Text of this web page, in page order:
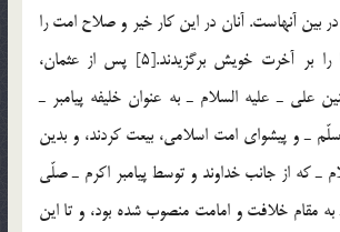
در بين آنهاست. آنان در اين كار خير و صلاح امت را
نمي‌خواستند، بلكه دنيا را بر آخرت خويش برگزيدند.[5] پس از عثمان،
علي ـ عليه السلام ـ به عنوان خليفه پيامبر ـ
ـ و پيشواي امت اسلامي، بيعت كردند، و بدين
ـ كه از جانب خداوند و توسط پيامبر اكرم ـ صلّي
به مقام خلافت و امامت منصوب شده بود، و تا اين